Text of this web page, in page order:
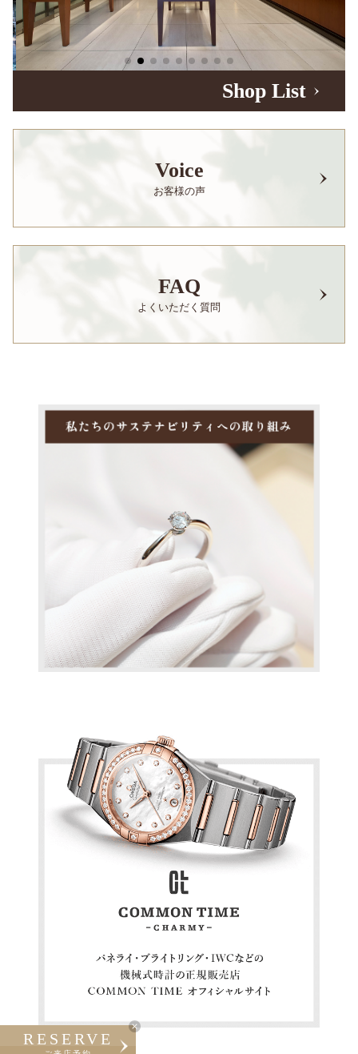
RESERVE
Shop List
Voice
お客様の声
FAQ
よくいただく質問